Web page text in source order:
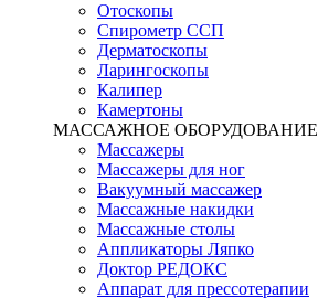
Отоскопы
Спирометр ССП
Дерматоскопы
Ларингоскопы
Калипер
Камертоны
МАССАЖНОЕ ОБОРУДОВАНИЕ
Массажеры
Массажеры для ног
Вакуумный массажер
Массажные накидки
Массажные столы
Аппликаторы Ляпко
Доктор РЕДОКС
Аппарат для прессотерапии